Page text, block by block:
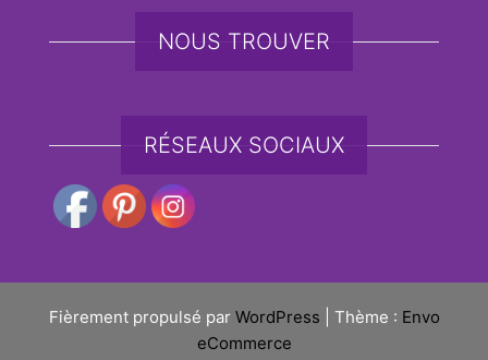
NOUS TROUVER
RÉSEAUX SOCIAUX
Fièrement propulsé par WordPress Thème : Envo
eCommerce